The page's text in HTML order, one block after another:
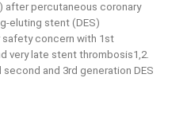
after percutaneous coronary
eluting stent (DES)
safety concern with 1st
very late stent thrombosis1,2.
and 3rd generation DES